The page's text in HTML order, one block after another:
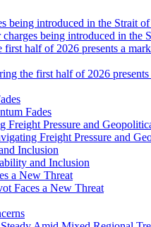
being introduced in the
the first half of 2026
Fades
Freight Pressure and
and Inclusion
Faces a New Threat